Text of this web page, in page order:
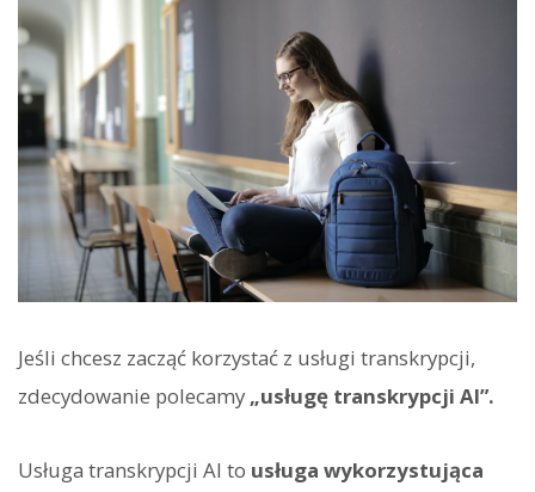
Jeśli chcesz zacząć korzystać z usługi transkrypcji,
zdecydowanie polecamy „usługę transkrypcji AI”.
Usługa transkrypcji AI to usługa wykorzystująca